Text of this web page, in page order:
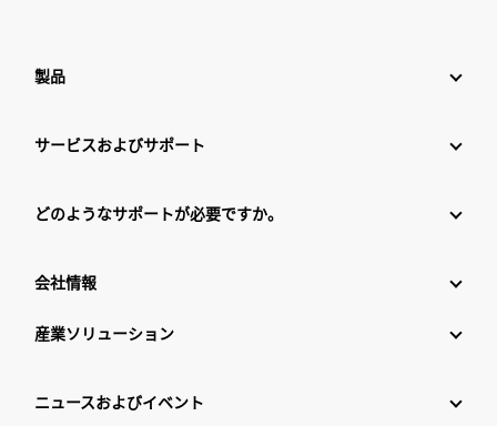
製品
サービスおよびサポート
どのようなサポートが必要ですか。
会社情報
産業ソリューション
ニュースおよびイベント